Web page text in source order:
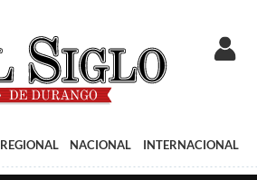
REGIONAL NACIONAL INTERNACIONAL